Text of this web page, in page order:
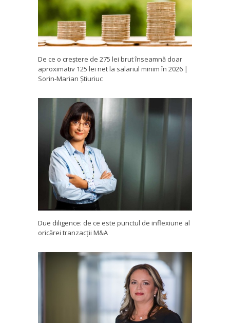
De ce o creștere de 275 lei brut înseamnă doar
aproximativ 125 lei net la salariul minim în 2026 |
Sorin-Marian Știuriuc
Due diligence: de ce este punctul de inflexiune al
oricărei tranzacții M&A